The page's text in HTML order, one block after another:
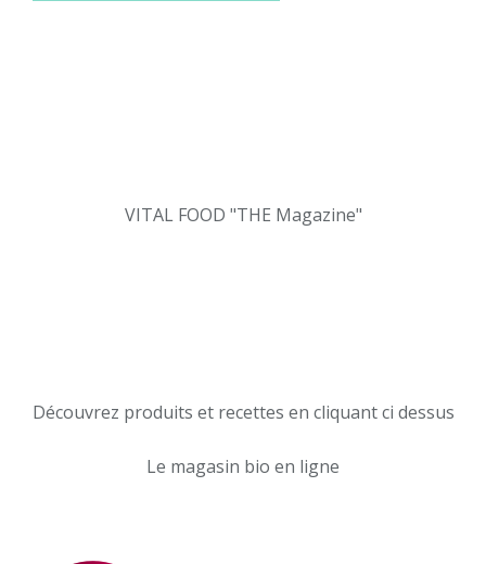
VITAL FOOD "THE Magazine"
Découvrez produits et recettes en cliquant ci dessus
Le magasin bio en ligne